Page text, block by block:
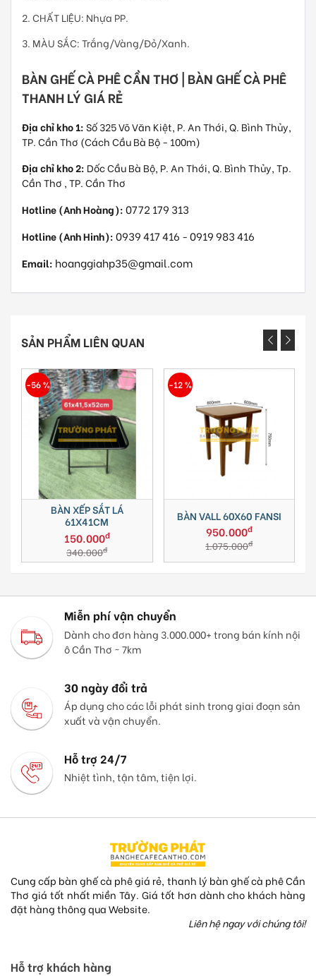
2. CHẤT LIỆU: Nhựa PP.
3. MÀU SẮC: Trắng/Vàng/Đỏ/Xanh.
BÀN GHẾ CÀ PHÊ CẦN THƠ | BÀN GHẾ CÀ PHÊ
THANH LÝ GIÁ RẺ
Địa chỉ kho 1:Số 325 Võ Văn Kiệt, P. An Thới, Q. Bình Thủy,
TP. Cần Thơ (Cách Cầu Bà Bộ - 100m)
Địa chỉ kho 2: Dốc Cầu Bà Bộ, P. An Thới, Q. Bình Thủy, Tp.
Cần Thơ , TP. Cần Thơ
Hotline (Anh Hoàng):0772 179 313
Hotline (Anh Hinh):0939 417 416 -0919 983 416
Email: hoanggiahp35@gmail.com
SẢN PHẨM LIÊN QUAN
-56 %
BÀN XẾP SẮT LÁ
61X41CM
150.000đ
340.000đ
-12 %
BÀN VALL 60X60 FANSI
950.000đ
1.075.000đ
Miễn phí vận chuyển
Dành cho đơn hàng 3.000.000+ trong bán kính nội
ô Cần Thơ ~ 7km
30 ngày đổi trả
Áp dụng cho các lỗi phát sinh trong giai đoạn sản
xuất và vận chuyển.
Hỗ trợ 24/7
Nhiệt tình, tận tâm, tiện lợi.
Cung cấp bàn ghế cà phê giá rẻ, thanh lý bàn ghế cà phê Cần
Thơ giá tốt nhất miền Tây. Giá tốt hơn dành cho khách hàng
đặt hàng thông qua Website.
Liên hệ ngay với chúng tôi!
Hỗ trợ khách hàng